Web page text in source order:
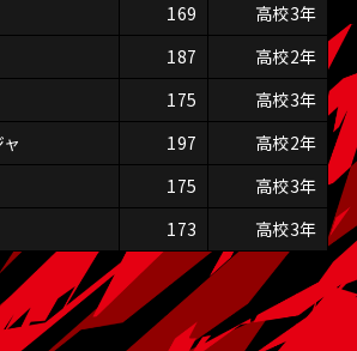
169
高校3年
187
高校2年
175
高校3年
197
高校2年
175
高校3年
173 高校3年